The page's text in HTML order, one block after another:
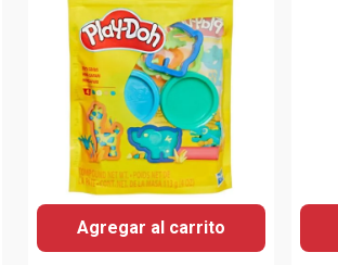
Agregar al carrito